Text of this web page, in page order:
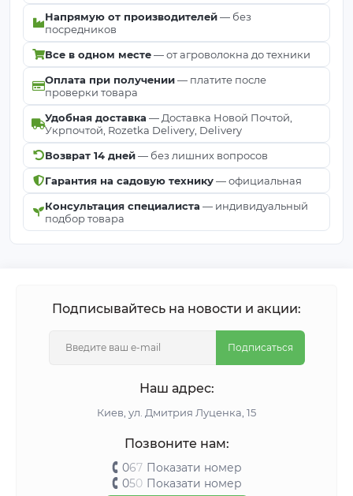
Напрямую от производителей— без
посредников
Все в одном месте— от агроволокна до техники
Оплата при получении— платите после
проверки товара
Удобная доставка — Доставка Новой Почтой,
Укрпочтой, Rozetka Delivery, Delivery
Возврат 14 дней— без лишних вопросов
Гарантия на садовую технику— официальная
Консультация специалиста — индивидуальный
подбор товара
Подписывайтесь на новости и акции:
Подписаться
Наш адрес:
Киeв, ул. Дмитрия Луценка, 15
Позвоните нам:
067 Показати номер
050 Показати номер